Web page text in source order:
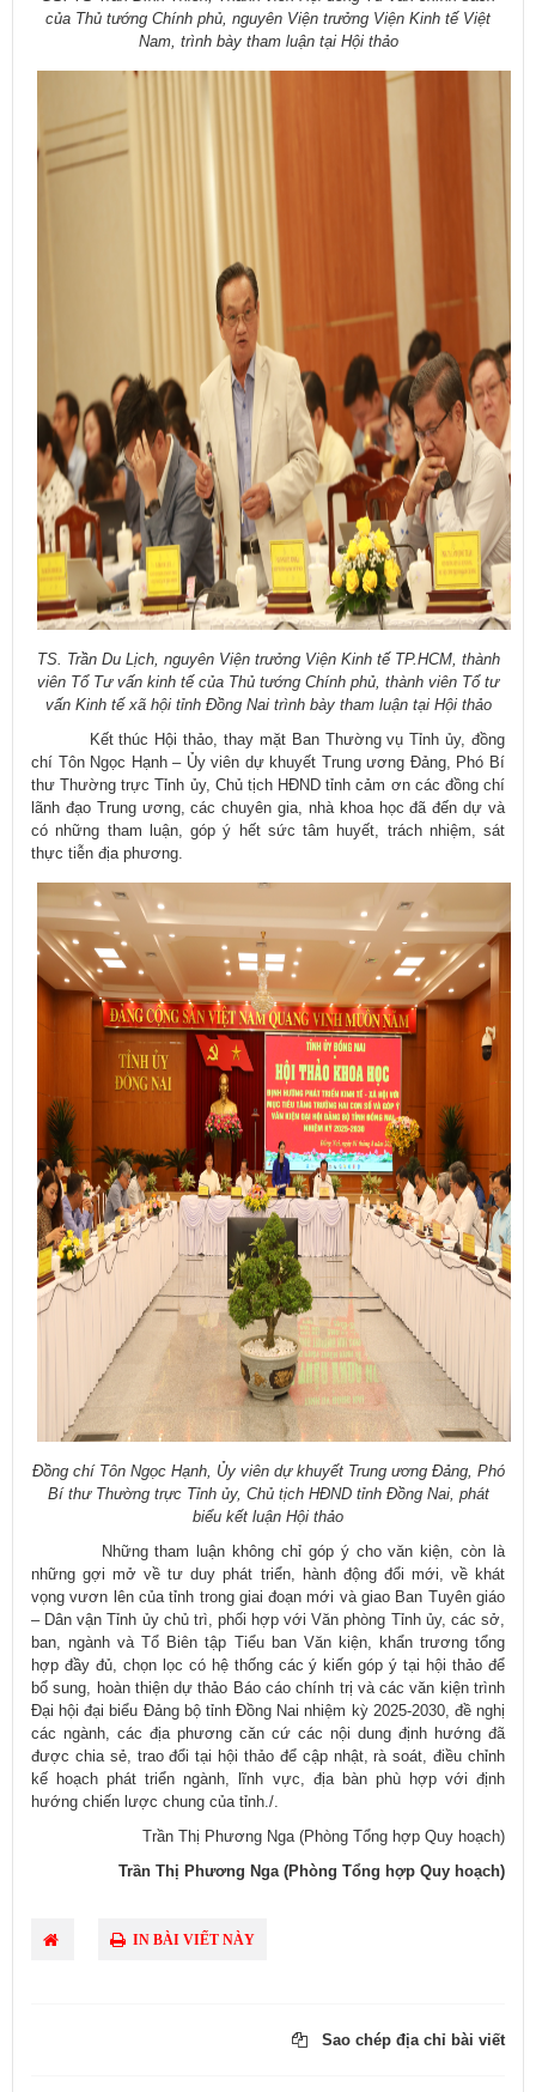
của Thủ tướng Chính phủ, nguyên Viện trưởng Viện Kinh tế Việt
Nam, trình bày tham luận tại Hội thảo
TS. Trần Du Lịch, nguyên Viện trưởng Viện Kinh tế TP.HCM, thành
viên Tổ Tư vấn kinh tế của Thủ tướng Chính phủ, thành viên Tổ tư
vấn Kinh tế xã hội tỉnh Đồng Nai trình bày tham luận tại Hội thảo
Kết thúc Hội thảo, thay mặt Ban Thường vụ Tỉnh ủy, đồng
chí Tôn Ngọc Hạnh – Ủy viên dự khuyết Trung ương Đảng, Phó Bí
thư Thường trực Tỉnh ủy, Chủ tịch HĐND tỉnh cảm ơn các đồng chí
lãnh đạo Trung ương, các chuyên gia, nhà khoa học đã đến dự và
có những tham luận, góp ý hết sức tâm huyết, trách nhiệm, sát
thực tiễn địa phương.
Đồng chí Tôn Ngọc Hạnh, Ủy viên dự khuyết Trung ương Đảng, Phó
Bí thư Thường trực Tỉnh ủy, Chủ tịch HĐND tỉnh Đồng Nai, phát
biểu kết luận Hội thảo
Những tham luận không chỉ góp ý cho văn kiện, còn là
những gợi mở về tư duy phát triển, hành động đổi mới, về khát
vọng vươn lên của tỉnh trong giai đoạn mới và giao Ban Tuyên giáo
– Dân vận Tỉnh ủy chủ trì, phối hợp với Văn phòng Tỉnh ủy, các sở,
ban, ngành và Tổ Biên tập Tiểu ban Văn kiện, khẩn trương tổng
hợp đầy đủ, chọn lọc có hệ thống các ý kiến góp ý tại hội thảo để
bổ sung, hoàn thiện dự thảo Báo cáo chính trị và các văn kiện trình
Đại hội đại biểu Đảng bộ tỉnh Đồng Nai nhiệm kỳ 2025-2030, đề nghị
các ngành, các địa phương căn cứ các nội dung định hướng đã
được chia sẻ, trao đổi tại hội thảo để cập nhật, rà soát, điều chỉnh
kế hoạch phát triển ngành, lĩnh vực, địa bàn phù hợp với định
hướng chiến lược chung của tỉnh./.
Trần Thị Phương Nga (Phòng Tổng hợp Quy hoạch)​
Trần Thị Phương Nga (Phòng Tổng hợp Quy hoạch)
IN BÀI VIẾT NÀY
Sao chép địa chỉ bài viết